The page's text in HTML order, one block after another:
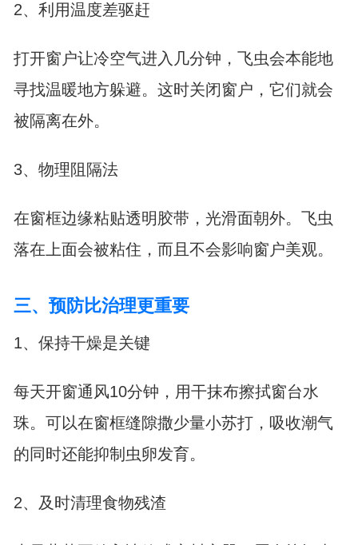
2、利用温度差驱赶
打开窗户让冷空气进入几分钟，飞虫会本能地
寻找温暖地方躲避。这时关闭窗户，它们就会
被隔离在外。
3、物理阻隔法
在窗框边缘粘贴透明胶带，光滑面朝外。飞虫
落在上面会被粘住，而且不会影响窗户美观。
三、预防比治理更重要
1、保持干燥是关键
每天开窗通风10分钟，用干抹布擦拭窗台水
珠。可以在窗框缝隙撒少量小苏打，吸收潮气
的同时还能抑制虫卵发育。
2、及时清理食物残渣